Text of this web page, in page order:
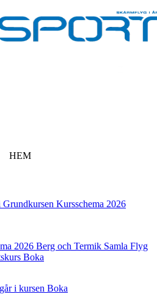
HEM
Grundkursen Kursschema 2026
2026 Berg och Termik Samla Flyg
Boka
i kursen Boka